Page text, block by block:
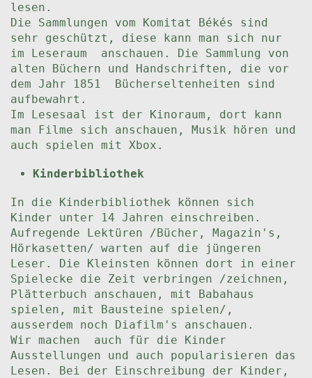
lesen.
Die Sammlungen vom Komitat Békés sind
sehr geschützt, diese kann man sich nur
im Leseraum anschauen. Die Sammlung von
alten Büchern und Handschriften, die vor
dem Jahr 1851 Bücherseltenheiten sind
aufbewahrt.
Im Lesesaal ist der Kinoraum, dort kann
man Filme sich anschauen, Musik hören und
auch spielen mit Xbox.
Kinderbibliothek
In die Kinderbibliothek können sich
Kinder unter 14 Jahren einschreiben.
Aufregende Lektüren /Bücher, Magazin's,
Hörkasetten/ warten auf die jüngeren
Leser. Die Kleinsten können dort in einer
Spielecke die Zeit verbringen /zeichnen,
Plätterbuch anschauen, mit Babahaus
spielen, mit Bausteine spielen/,
ausserdem noch Diafilm's anschauen.
Wir machen auch für die Kinder
Ausstellungen und auch popularisieren das
Lesen. Bei der Einschreibung der Kinder,